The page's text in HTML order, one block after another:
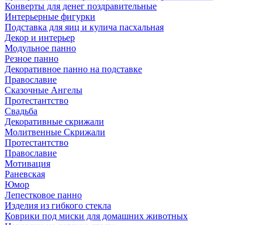
Конверты для денег поздравительные
Интерьерные фигурки
Подставка для яиц и кулича пасхальная
Декор и интерьер
Модульное панно
Резное панно
Декоративное панно на подставке
Православие
Сказочные Ангелы
Протестантство
Свадьба
Декоративные скрижали
Молитвенные Скрижали
Протестантство
Православие
Мотивация
Раневская
Юмор
Лепестковое панно
Изделия из гибкого стекла
Коврики под миски для домашних животных